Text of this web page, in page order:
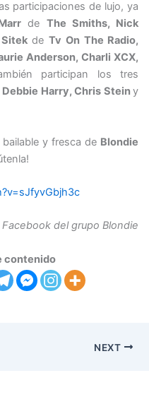
participaciones de lujo, ya
de The Smiths, Nick
deTv On The Radio,
Anderson, Charli XCX,
participan los tres
Debbie Harry, Chris Steiny
y fresca de Blondie
del grupo Blondie
contenido
NEXT